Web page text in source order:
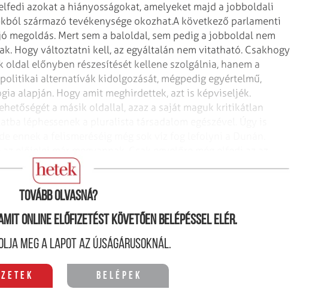
azokat a hiányosságokat, amelyeket majd a jobboldali
származó tevékenysége okozhat.A következő parlamenti
megoldás. Mert sem a baloldal, sem pedig a jobboldal nem
Hogy változtatni kell, az egyáltalán nem vitatható. Csakhogy
oldal előnyben részesítését kellene szolgálnia, hanem a
alternatívák kidolgozását, mégpedig egyértelmű,
alapján. Hogy amit meghirdettek, azt is képviseljék.
a másik oldallal, azaz a saját maguk kritikátlan
részesei lehetünk.
Tovább olvasná?
online előfizetést követően belépéssel elér.
meg a lapot az újságárusoknál.
Belépek